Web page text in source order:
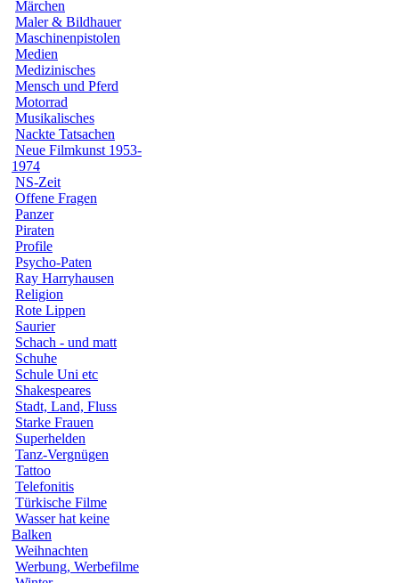
Märchen
Maler & Bildhauer
Maschinenpistolen
Medien
Medizinisches
Mensch und Pferd
Motorrad
Musikalisches
Nackte Tatsachen
Neue Filmkunst 1953-
1974
NS-Zeit
Offene Fragen
Panzer
Piraten
Profile
Psycho-Paten
Ray Harryhausen
Religion
Rote Lippen
Saurier
Schach - und matt
Schuhe
Schule Uni etc
Shakespeares
Stadt, Land, Fluss
Starke Frauen
Superhelden
Tanz-Vergnügen
Tattoo
Telefonitis
Türkische Filme
Wasser hat keine
Balken
Weihnachten
Werbung, Werbefilme